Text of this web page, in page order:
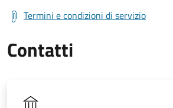
Termini e condizioni di servizio
Contatti